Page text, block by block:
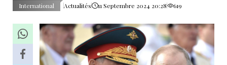
International Actualités 11 Septembre 2024 20:28 619